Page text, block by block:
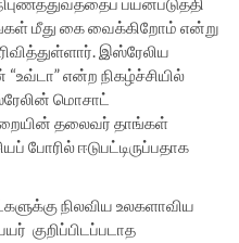
மீது கை வைக்கிறோம் என்று
இஸ்ரேலிய
என்ற நிகழ்ச்சியில்
மொசாட்
தலைவர் தாங்கள்
போரில் ஈடுபட்டிருப்பதாக
நிலவிய உலகளாவிய
குறிப்பிடப்படாத